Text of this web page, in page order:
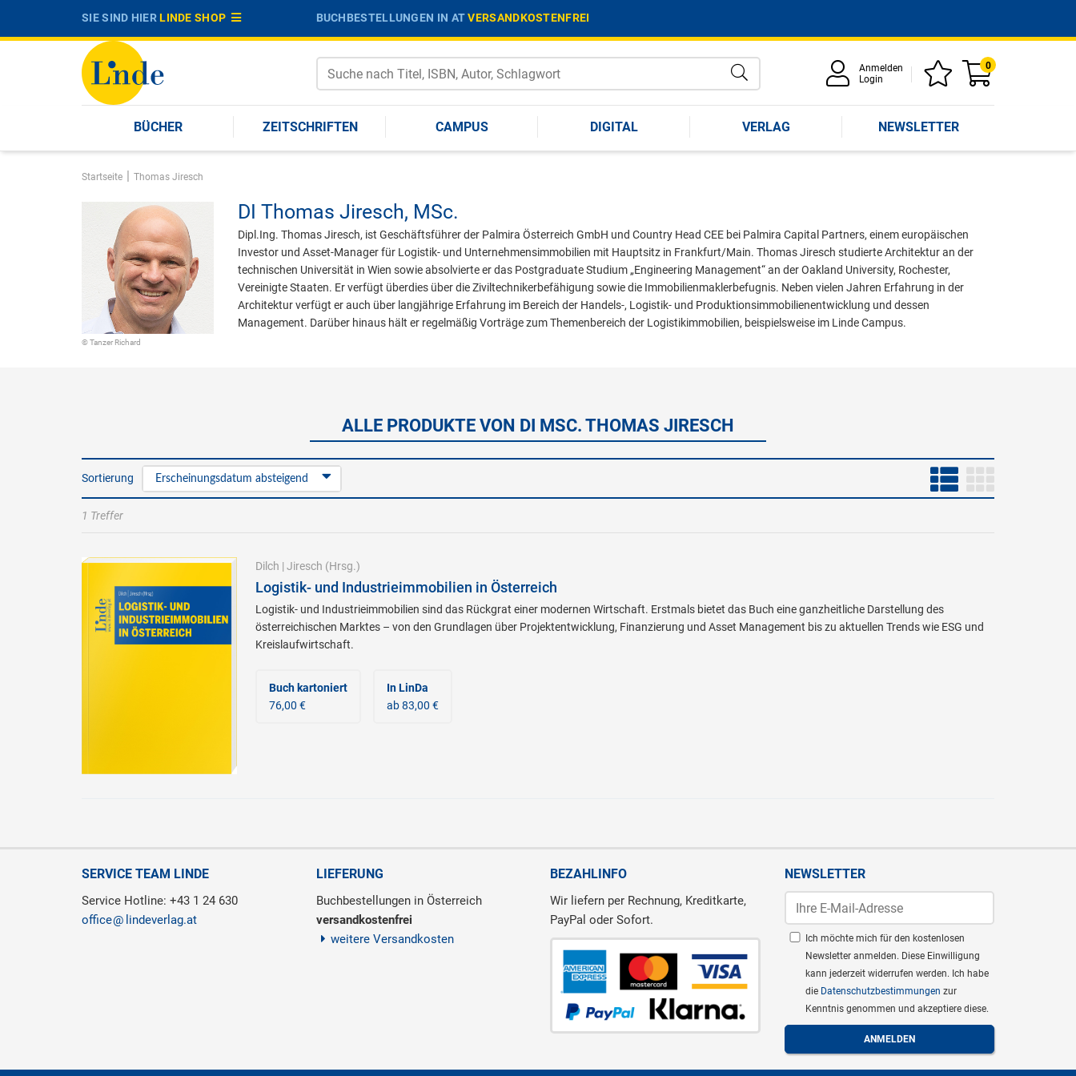
SIE SIND HIERLINDE SHOP BUCHBESTELLUNGEN IN ATVERSANDKOSTENFREI
Anmelden
Login
0
BÜCHER ZEITSCHRIFTEN CAMPUS DIGITAL VERLAG NEWSLETTER
Startseite | Thomas Jiresch
© Tanzer Richard
DI Thomas Jiresch, MSc.
Dipl.Ing. Thomas Jiresch, ist Geschäftsführer der Palmira Österreich GmbH und Country Head CEE bei Palmira Capital Partners, einem europäischen
Investor und Asset-Manager für Logistik- und Unternehmensimmobilien mit Hauptsitz in Frankfurt/Main. Thomas Jiresch studierte Architektur an der
technischen Universität in Wien sowie absolvierte er das Postgraduate Studium „Engineering Management“ an der Oakland University, Rochester,
Vereinigte Staaten. Er verfügt überdies über die Ziviltechnikerbefähigung sowie die Immobilienmaklerbefugnis. Neben vielen Jahren Erfahrung in der
Architektur verfügt er auch über langjährige Erfahrung im Bereich der Handels-, Logistik- und Produktionsimmobilienentwicklung und dessen
Management. Darüber hinaus hält er regelmäßig Vorträge zum Themenbereich der Logistikimmobilien, beispielsweise im Linde Campus.
ALLE PRODUKTE VON DI MSC. THOMAS JIRESCH
Sortierung Erscheinungsdatum absteigend
1 Treffer
Dilch | Jiresch (Hrsg.)
Logistik- und Industrieimmobilien in Österreich
Logistik- und Industrieimmobilien sind das Rückgrat einer modernen Wirtschaft. Erstmals bietet das Buch eine ganzheitliche Darstellung des
österreichischen Marktes – von den Grundlagen über Projektentwicklung, Finanzierung und Asset Management bis zu aktuellen Trends wie ESG und
Kreislaufwirtschaft.
Buch kartoniert
76,00 €
In LinDa
ab 83,00 €
SERVICE TEAM LINDE
Service Hotline: +43 1 24 630
office
lindeverlag.at
LIEFERUNG
Buchbestellungen in Österreich
versandkostenfrei
weitere Versandkosten
BEZAHLINFO
Wir liefern per Rechnung, Kreditkarte,
PayPal oder Sofort.
NEWSLETTER
Ich möchte mich für den kostenlosen
Newsletter anmelden. Diese Einwilligung
kann jederzeit widerrufen werden. Ich habe
die Datenschutzbestimmungen zur
Kenntnis genommen und akzeptiere diese.